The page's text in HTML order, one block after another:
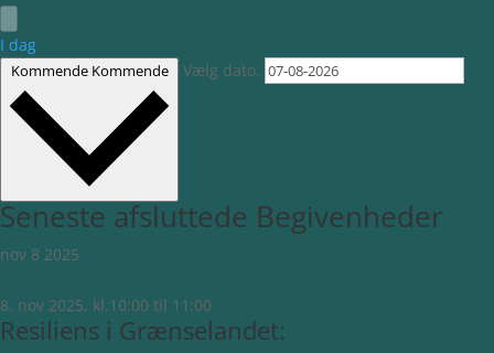
I dag
Kommende Kommende Vælg dato.
Seneste afsluttede Begivenheder
nov 8 2025
8. nov 2025, kl.10:00 til 11:00
Resiliens i Grænselandet: